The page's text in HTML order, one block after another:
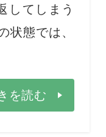
してしまう
状態では、
を読む